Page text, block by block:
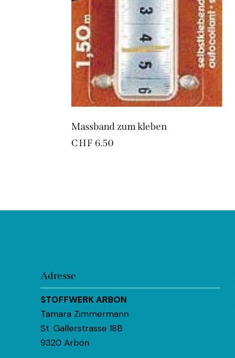
Massband zum kleben
CHF 6.50
Adresse
STOFFWERK ARBON
Tamara Zimmermann
St. Gallerstrasse 18B
9320 Arbon